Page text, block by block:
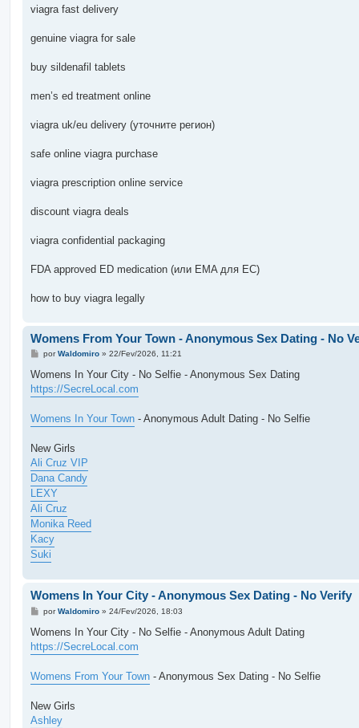
viagra fast delivery
genuine viagra for sale
buy sildenafil tablets
men’s ed treatment online
viagra uk/eu delivery (уточните регион)
safe online viagra purchase
viagra prescription online service
discount viagra deals
viagra confidential packaging
FDA approved ED medication (или EMA для ЕС)
how to buy viagra legally
Womens From Your Town - Anonymous Sex Dating - No
M
n
a
m
porWaldomiro» 22/Fev/2026, 11:21
Womens In Your City - No Selfie - Anonymous Sex Dating
https://SecreLocal.com
Womens In Your Town - Anonymous Adult Dating - No Selfie
New Girls
Ali Cruz VIP
Dana Candy
LEXY
Ali Cruz
Monika Reed
Kacy
Suki
Womens In Your City - Anonymous Sex Dating - No Verify
M
n
a
m
porWaldomiro» 24/Fev/2026, 18:03
Womens In Your City - No Selfie - Anonymous Adult Dating
https://SecreLocal.com
Womens From Your Town - Anonymous Sex Dating - No Selfie
New Girls
Ashley